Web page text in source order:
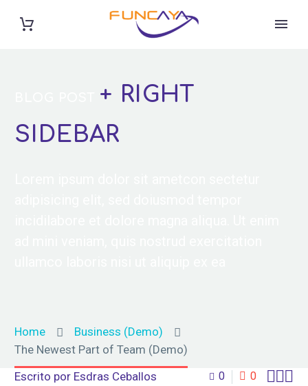
+ RIGHT
SIDEBAR
Home
Business (Demo)
The Newest Part of Team (Demo)
0 0 
Escrito por Esdras Ceballos